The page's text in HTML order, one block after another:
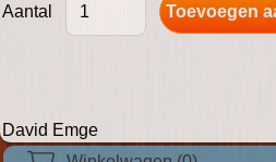
Aantal
David Emge